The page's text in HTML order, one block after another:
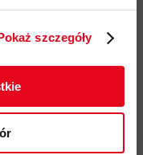
szczegóły
zł